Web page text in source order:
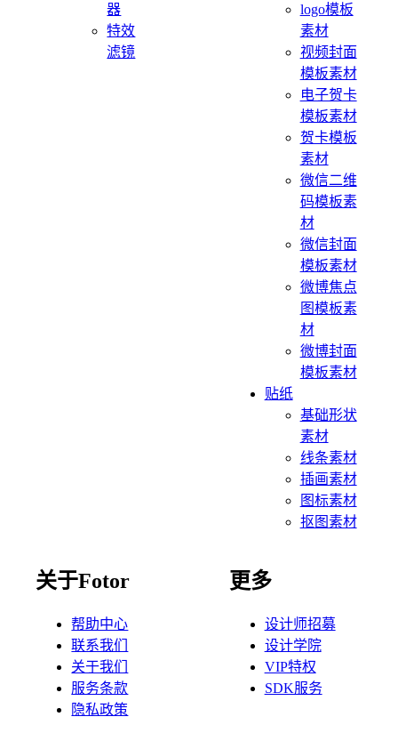
器
特效
滤镜
logo模板
素材
视频封面
模板素材
电子贺卡
模板素材
贺卡模板
素材
微信二维
码模板素
材
微信封面
模板素材
微博焦点
图模板素
材
微博封面
模板素材
贴纸
基础形状
素材
线条素材
插画素材
图标素材
抠图素材
关于Fotor
帮助中心
联系我们
关于我们
服务条款
隐私政策
更多
设计师招募
设计学院
VIP特权
SDK服务